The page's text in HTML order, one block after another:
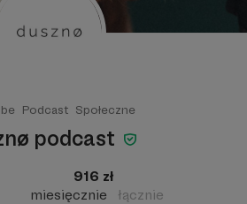
Podcast Społeczne
podcast
916 zł
miesięcznie
łącznie